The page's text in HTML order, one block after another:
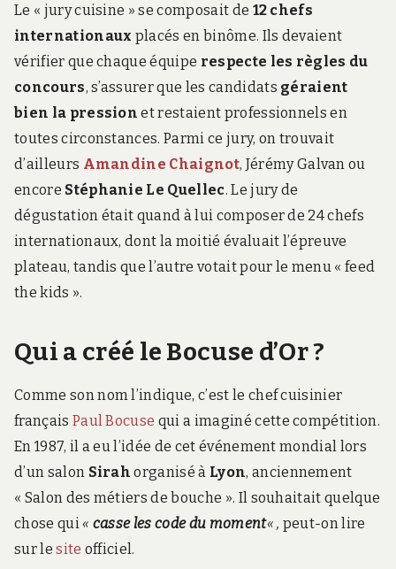
Le « jury cuisine » se composait de 12 chefs
internationaux placés en binôme. Ils devaient
vérifier que chaque équipe respecte les règles du
concours, s’assurer que les candidats géraient
bien la pression et restaient professionnels en
toutes circonstances. Parmi ce jury, on trouvait
d’ailleurs Amandine Chaignot, Jérémy Galvan ou
encore Stéphanie Le Quellec. Le jury de
dégustation était quand à lui composer de 24 chefs
internationaux, dont la moitié évaluait l’épreuve
plateau, tandis que l’autre votait pour le menu « feed
the kids ».
Qui a créé le Bocuse d’Or ?
Comme son nom l’indique, c’est le chef cuisinier
français Paul Bocuse qui a imaginé cette compétition.
En 1987, il a eu l’idée de cet événement mondial lors
d’un salon Sirah organisé à Lyon, anciennement
« Salon des métiers de bouche ». Il souhaitait quelque
chose qui« casse les code du moment« , peut-on lire
sur lesite officiel.